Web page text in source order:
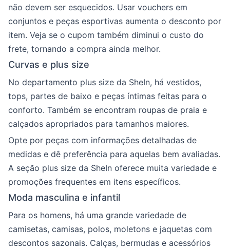
não devem ser esquecidos. Usar vouchers em
conjuntos e peças esportivas aumenta o desconto por
item. Veja se o cupom também diminui o custo do
frete, tornando a compra ainda melhor.
Curvas e plus size
No departamento plus size da SheIn, há vestidos,
tops, partes de baixo e peças íntimas feitas para o
conforto. Também se encontram roupas de praia e
calçados apropriados para tamanhos maiores.
Opte por peças com informações detalhadas de
medidas e dê preferência para aquelas bem avaliadas.
A seção plus size da SheIn oferece muita variedade e
promoções frequentes em itens específicos.
Moda masculina e infantil
Para os homens, há uma grande variedade de
camisetas, camisas, polos, moletons e jaquetas com
descontos sazonais. Calças, bermudas e acessórios